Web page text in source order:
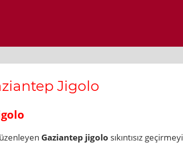
Jigolo
Gaziantep jigolo sıkıntısız geçirmeyi